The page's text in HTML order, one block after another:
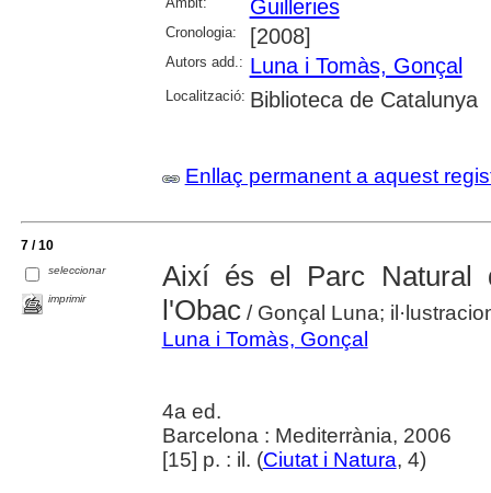
Guilleries
Cronologia: [2008]
Autors add.: Luna i Tomàs, Gonçal
Localització: Biblioteca de Catalunya
Enllaç permanent a aquest
7 / 10
seleccionar
imprimir
Així és el Parc Natural
l'Obac/ Gonçal Luna;
Luna i Tomàs, Gonçal
4a ed.
Barcelona : Mediterrània, 2006
[15] p. : il. (Ciutat i Natura, 4)